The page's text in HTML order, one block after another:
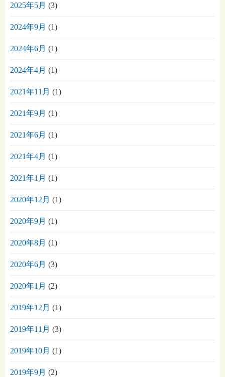
2025年5月 (3)
2024年9月 (1)
2024年6月 (1)
2024年4月 (1)
2021年11月 (1)
2021年9月 (1)
2021年6月 (1)
2021年4月 (1)
2021年1月 (1)
2020年12月 (1)
2020年9月 (1)
2020年8月 (1)
2020年6月 (3)
2020年1月 (2)
2019年12月 (1)
2019年11月 (3)
2019年10月 (1)
2019年9月 (2)